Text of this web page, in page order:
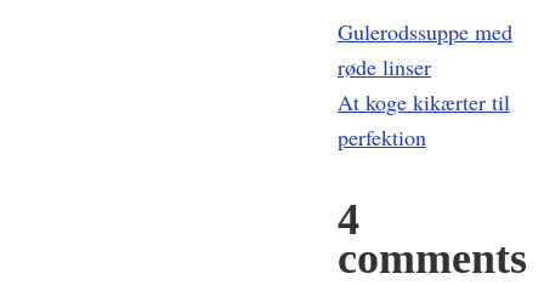
IndlægsnavigationGulerodssuppe med
røde linser
At koge kikærter til
perfektion
4
comments